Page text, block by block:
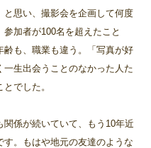
と思い、撮影会を企画して何度
加者が100名を超えたこと
齢も、職業も違う。「写真が好
生出会うことのなかった人た
でした。
係が続いていて、もう10年近
す。もはや地元の友達のような